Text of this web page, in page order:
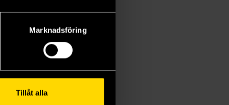
Marknadsföring
Tillåt alla